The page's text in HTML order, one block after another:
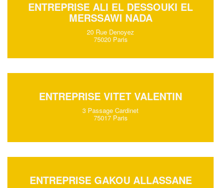
ENTREPRISE ALI EL DESSOUKI EL
MERSSAWI NADA
20 Rue Denoyez
75020 Paris
ENTREPRISE VITET VALENTIN
3 Passage Cardinet
75017 Paris
ENTREPRISE GAKOU ALLASSANE